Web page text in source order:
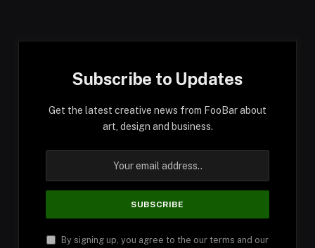
Subscribe to Updates
Get the latest creative news from FooBar about
art, design and business.
By signing up, you agree to the our terms and our